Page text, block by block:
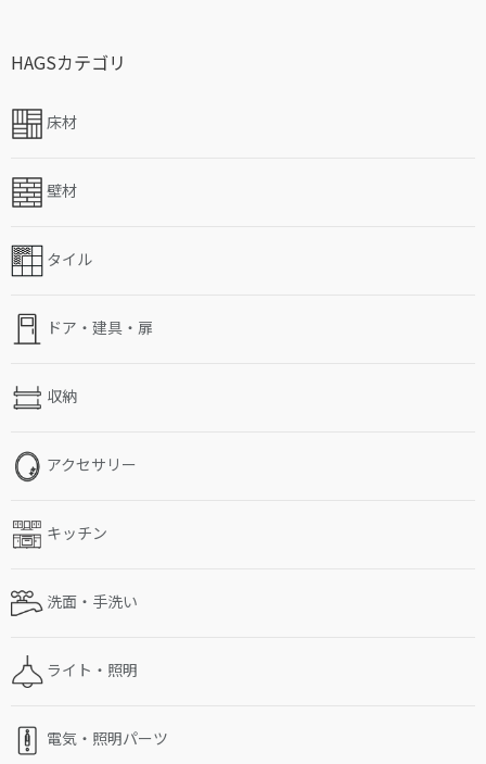
HAGSカテゴリ
床材
壁材
タイル
ドア・建具・扉
収納
アクセサリー
キッチン
洗面・手洗い
ライト・照明
電気・照明パーツ